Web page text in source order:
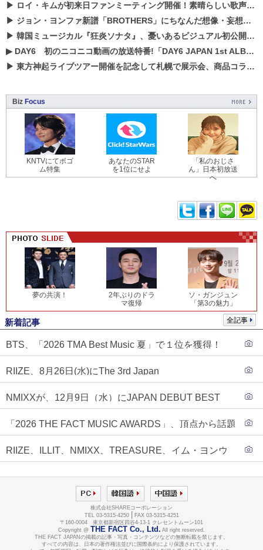
▶ ロイ・キムが初来日ファンミーティング開催！素晴らしい歌声に癒される贅沢な時間
▶ ジョン・ヨンファ新譜「BROTHERS」にちなんだ想像・妄想企画がスタート！
▶ 韓国ミュージカル『狂炎ソナタ』、憂いある​ビジュアル初公開!! 主役リョウク、SHIN、KENらのコメントが到着！
▶ DAY6 初のニコニコ動画の放送特番!「DAY6 JAPAN 1st ALBUM「UNLOCK」発売記念 ライブ@ニコ生」を配信決定!
▶ 東方神起ライブツアー開催を記念して札幌で展示会、商品コラボが実現！！
Biz Focus
KNTVにてボゴ
ム特集
あなたのSTAR
を1位にせよ
「私のおじさ
ん」日本初放送
へ
夢の共演！
2年ぶりのドラ
マ復帰
ソ・ガンジュン
「第3の魅力」
全記事
新着記事
BTS、「2026 TMA Best Music 夏」で１位を獲得！
RIIZE、8月26日(水)にThe 3rd Japan
NMIXXが、12月9日（水）にJAPAN DEBUT BEST
もスタート！！
「2026 THE FACT MUSIC AWARDS」、頂点から話題
RIIZE、ILLIT、NMIXX、TREASURE、イム・ヨンウ
インナップに合流！
株式会社SHAREコーポレーション
TEL 03-5315-4250
FAX 03-5315-4251
〒160-0004 東京都新宿区四谷4-13-1 クレセントムーン101
Copyright @ THE FACT Co., Ltd. All right reserved.
THE FACT JAPANの掲載の記事・写真・コンテンツなどの無断転載を禁じます。
すべての内容は、日本の著作権法並びに国際条約により保護されています。